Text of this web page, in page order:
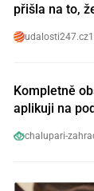
přišla na to,
udalosti247.cz
Kompletně
aplikuji na
chalupari-